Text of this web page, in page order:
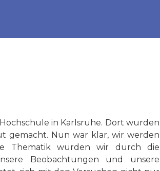
in Karlsruhe. Dort wurden
gemacht. Nun war klar, wir werden
Thematik wurden wir durch die
Beobachtungen und unsere